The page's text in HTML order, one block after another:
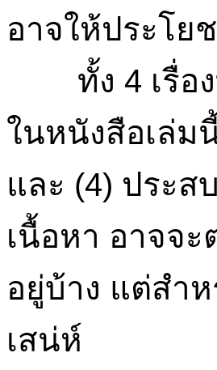
อาจให้ประโย
ทั้ง 4 เรื่องที่
ในหนังสือเล่ม
และ (4) ประส
เนื้อหา อาจจ
อยู่บ้าง แต่สำ
เสน่ห์